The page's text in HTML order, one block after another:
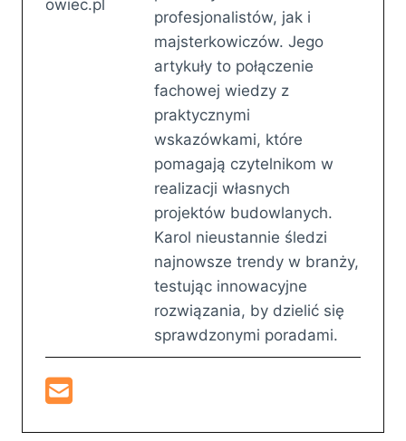
profesjonalistów, jak i
majsterkowiczów. Jego
artykuły to połączenie
fachowej wiedzy z
praktycznymi
wskazówkami, które
pomagają czytelnikom w
realizacji własnych
projektów budowlanych.
Karol nieustannie śledzi
najnowsze trendy w branży,
testując innowacyjne
rozwiązania, by dzielić się
sprawdzonymi poradami.